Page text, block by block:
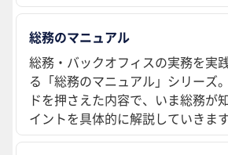
総務のマニュアル
総務・バックオフィスの実務を実
る「総務のマニュアル」シリーズ
ドを押さえた内容で、いま総務が
イントを具体的に解説していきます